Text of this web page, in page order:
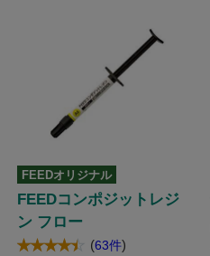
FEEDオリジナル
FEEDコンポジットレジ
ン フロー
(63件)